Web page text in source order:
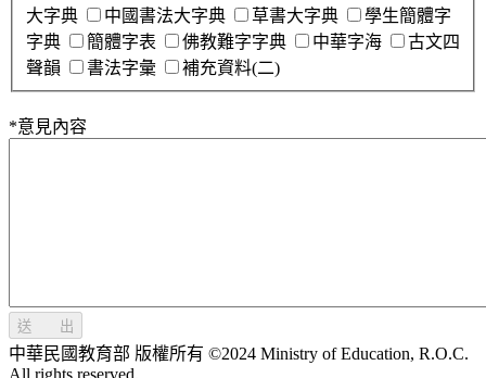
大字典
中國書法大字典 草書大字典
學生簡體字
字典
簡體字表 佛教難字字典 中華字海
古文四
聲韻
書法字彙 補充資料(二)
*意見內容
送 出
中華民國教育部 版權所有 ©2024 Ministry of Education, R.O.C.
All rights reserved.